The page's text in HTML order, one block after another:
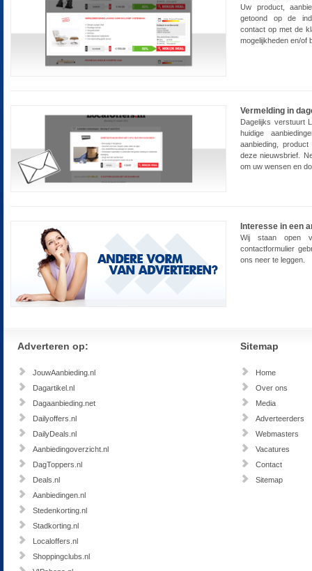
Uw product,
getoond op de
contact op met de
mogelijkheden en/of
Vermelding in
Dagelijks verstuurt
huidige
aanbieding,
deze nieuwsbrief.
om uw wensen en
Interesse in een
Wij staan open
contactformulier
ons neer te leggen.
Adverteren op:
JouwAanbieding.nl
Dagartikel.nl
Dagaanbieding.net
Dailyoffers.nl
DailyDeals.nl
Aanbiedingoverzicht.nl
DagToppers.nl
Deals.nl
Aanbiedingen.nl
Stedenkorting.nl
Stadkorting.nl
Localoffers.nl
Shoppingclubs.nl
Sitemap
Home
Over ons
Media
Adverteerders
Webmasters
Vacatures
Contact
Sitemap